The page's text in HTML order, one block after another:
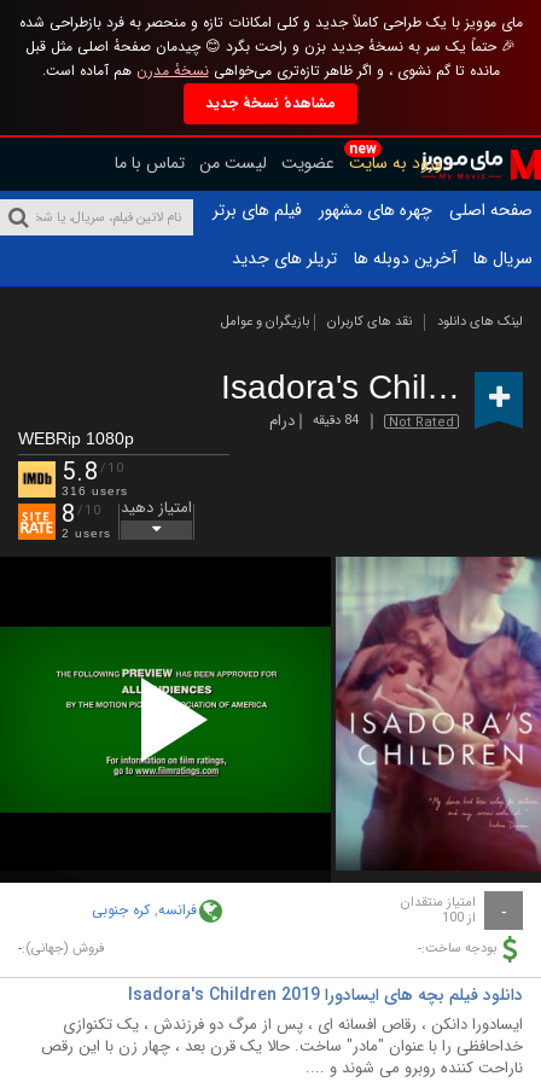
مای موویز با یک طراحی کاملاً جدید و کلی امکانات تازه و منحصر به فرد بازطراحی شده
🎉 حتماً یک سر به نسخهٔ جدید بزن و راحت بگرد 😊 چیدمان صفحهٔ اصلی مثل قبل
مانده تا گم نشوی ، و اگر ظاهر تازه‌تری می‌خواهینسخهٔ مدرن هم آماده است.
مشاهدهٔ نسخهٔ جدید
new
ورود به سایت عضویت لیست من تماس با ما
صفحه اصلی
چهره های مشهور
فیلم های برتر
سریال ها
آخرین دوبله ها تریلر های جدید
لینک های دانلود نقد های کاربران بازیگران و عوامل
Isadora's Children
Not Rated 84 دقیقه درام
WEBRip 1080p
5.8 /10
316 users
8 /10
2 users
امتیاز دهید
Play
Video
- امتیاز منتقدان
از 100 فرانسه,کره جنوبی
بودجه ساخت:- فروش (جهانی):-
دانلود فیلم بچه های ایسادورا Isadora's Children 2019
ایسادورا دانکن ، رقاص افسانه ای ، پس از مرگ دو فرزندش ، یک تکنوازی
خداحافظی را با عنوان "مادر" ساخت. حالا یک قرن بعد ، چهار زن با این رقص
ناراحت کننده روبرو می شوند و ....